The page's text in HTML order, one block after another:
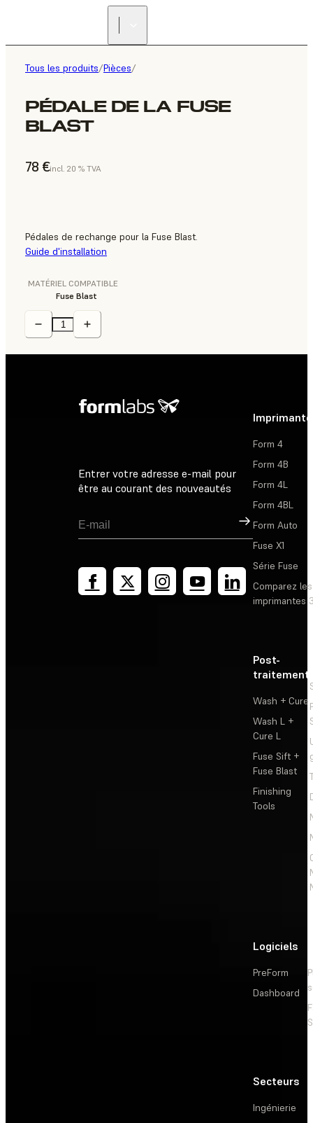
Tous les produits/Pièces/
PÉDALE DE LA FUSE
BLAST
78 €incl. 20 % TVA
Pédales de rechange pour la Fuse Blast.
Guide d'installation
MATÉRIEL COMPATIBLE
Fuse Blast
Entrer votre adresse e-mail pour
être au courant des nouveautés
Inscription
Form 4
Form 4B
Form 4L
Form 4BL
Form Auto
Fuse X1
Série Fuse
Comparez les
imprimantes
Post-
traitement
Wash + Cure
Wash L +
Cure L
Fuse Sift +
Fuse Blast
Finishing
Tools
Logiciels
PreForm
Dashboard
Secteurs
Ingénierie